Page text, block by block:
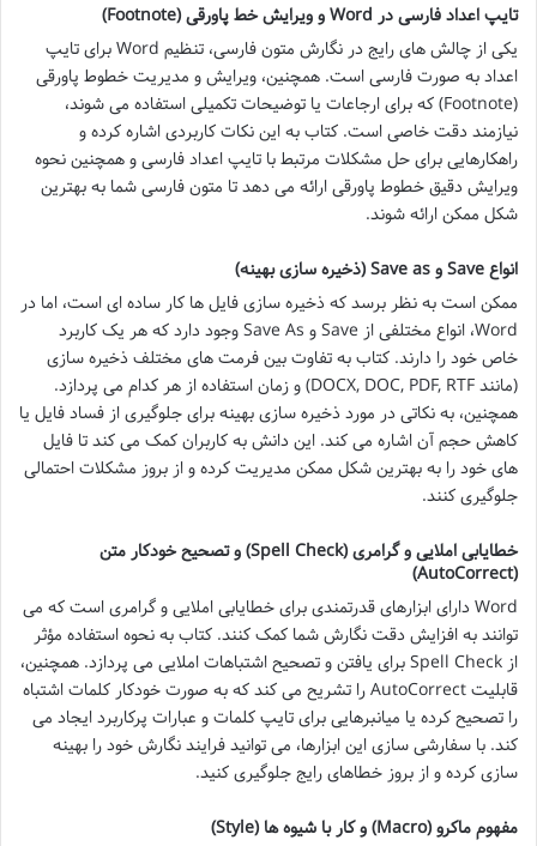
تایپ اعداد فارسی در Word و ویرایش خط پاورقی (Footnote)
یکی از چالش های رایج در نگارش متون فارسی، تنظیم Word برای تایپ
اعداد به صورت فارسی است. همچنین، ویرایش و مدیریت خطوط پاورقی
(Footnote) که برای ارجاعات یا توضیحات تکمیلی استفاده می شوند،
نیازمند دقت خاصی است. کتاب به این نکات کاربردی اشاره کرده و
راهکارهایی برای حل مشکلات مرتبط با تایپ اعداد فارسی و همچنین نحوه
ویرایش دقیق خطوط پاورقی ارائه می دهد تا متون فارسی شما به بهترین
شکل ممکن ارائه شوند.
انواع Save و Save as (ذخیره سازی بهینه)
ممکن است به نظر برسد که ذخیره سازی فایل ها کار ساده ای است، اما در
Word، انواع مختلفی از Save و Save As وجود دارد که هر یک کاربرد
خاص خود را دارند. کتاب به تفاوت بین فرمت های مختلف ذخیره سازی
(مانند DOCX, DOC, PDF, RTF) و زمان استفاده از هر کدام می پردازد.
همچنین، به نکاتی در مورد ذخیره سازی بهینه برای جلوگیری از فساد فایل یا
کاهش حجم آن اشاره می کند. این دانش به کاربران کمک می کند تا فایل
های خود را به بهترین شکل ممکن مدیریت کرده و از بروز مشکلات احتمالی
جلوگیری کنند.
خطایابی املایی و گرامری (Spell Check) و تصحیح خودکار متن
(AutoCorrect)
Word دارای ابزارهای قدرتمندی برای خطایابی املایی و گرامری است که می
توانند به افزایش دقت نگارش شما کمک کنند. کتاب به نحوه استفاده مؤثر
از Spell Check برای یافتن و تصحیح اشتباهات املایی می پردازد. همچنین،
قابلیت AutoCorrect را تشریح می کند که به صورت خودکار کلمات اشتباه
را تصحیح کرده یا میانبرهایی برای تایپ کلمات و عبارات پرکاربرد ایجاد می
کند. با سفارشی سازی این ابزارها، می توانید فرایند نگارش خود را بهینه
سازی کرده و از بروز خطاهای رایج جلوگیری کنید.
مفهوم ماکرو (Macro) و کار با شیوه ها (Style)